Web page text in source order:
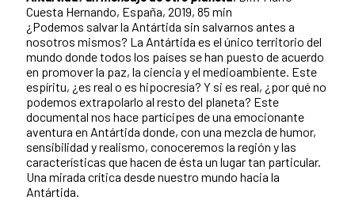
Cuesta Hernando, España, 2019, 85 min
¿Podemos salvar la Antártida sin salvarnos antes a
nosotros mismos? La Antártida es el único territorio del
mundo donde todos los países se han puesto de acuerdo
en promover la paz, la ciencia y el medioambiente. Este
espíritu, ¿es real o es hipocresía? Y si es real, ¿por qué no
podemos extrapolarlo al resto del planeta? Este
documental nos hace partícipes de una emocionante
aventura en Antártida donde, con una mezcla de humor,
sensibilidad y realismo, conoceremos la región y las
características que hacen de ésta un lugar tan particular.
Una mirada crítica desde nuestro mundo hacia la
Antártida.